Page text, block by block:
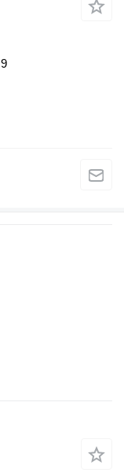
9